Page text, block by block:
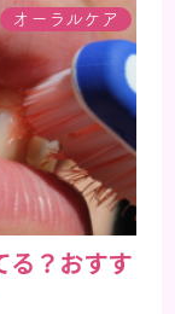
がチリチリ
もいるでし
てくる40代
あります。
乱れていき
オーラルケア
る？おすす